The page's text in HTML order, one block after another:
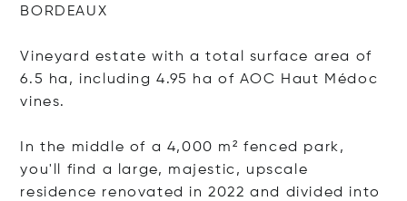
BORDEAUX
Vineyard estate with a total surface area of
6.5 ha, including 4.95 ha of AOC Haut Médoc
vines.
In the middle of a 4,000 m² fenced park,
you'll find a large, majestic, upscale
residence renovated in 2022 and divided into